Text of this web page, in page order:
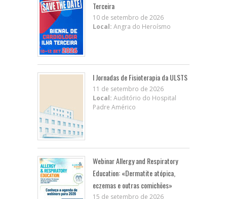
Terceira
10 de setembro de 2026
Local: Angra do Heroísmo
I Jornadas de Fisioterapia da ULSTS
11 de setembro de 2026
Local: Auditório do Hospital
Padre Américo
Webinar Allergy and Respiratory
Education: «Dermatite atópica,
eczemas e outras comichões»
15 de setembro de 2026